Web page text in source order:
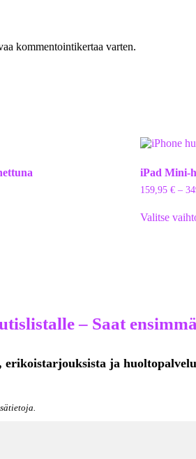
kommentointikertaa varten.
iPad Mini-
159,95 € –
Valitse
– Saat
erikoistarjouksista ja